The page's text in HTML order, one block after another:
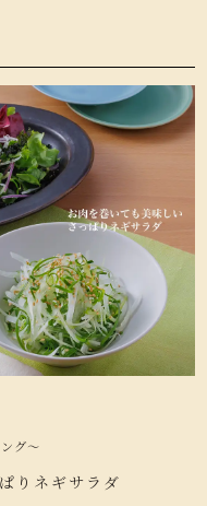
グ～
りネギサラダ